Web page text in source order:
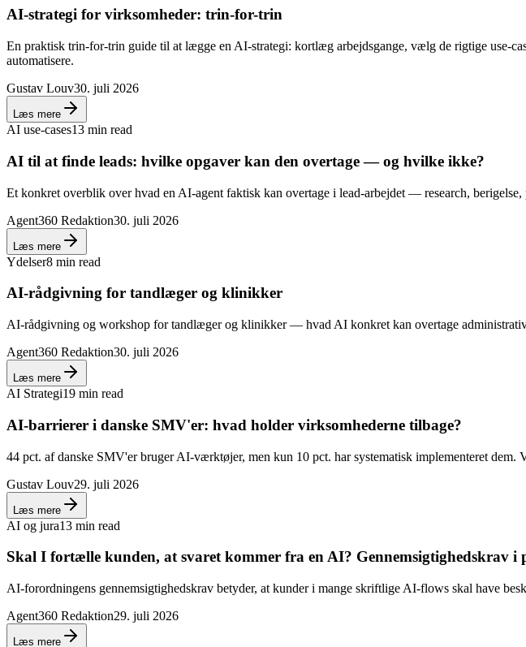
AI-strategi for virksomheder: trin-for-trin
En praktisk trin-for-trin guide til at lægge en AI-strategi: kortlæg arbejdsgange, vælg de rigtige use-
automatisere.
Gustav Louv30. juli 2026
Læs mere
AI use-cases13 min read
AI til at finde leads: hvilke opgaver kan den overtage — og hvilke ikke?
Et konkret overblik over hvad en AI-agent faktisk kan overtage i lead-arbejdet — research,
Agent360 Redaktion30. juli 2026
Læs mere
Ydelser8 min read
AI-rådgivning for tandlæger og klinikker
AI-rådgivning og workshop for tandlæger og klinikker — hvad AI konkret kan overtage
Agent360 Redaktion30. juli 2026
Læs mere
AI Strategi19 min read
AI-barrierer i danske SMV'er: hvad holder virksomhederne tilbage?
44 pct. af danske SMV'er bruger AI-værktøjer, men kun 10 pct. har systematisk implementeret
Gustav Louv29. juli 2026
Læs mere
AI og jura13 min read
Skal I fortælle kunden, at svaret kommer fra en AI? Gennemsigtighedskrav i
AI-forordningens gennemsigtighedskrav betyder, at kunder i mange skriftlige AI-flows skal have
Agent360 Redaktion29. juli 2026
Læs mere